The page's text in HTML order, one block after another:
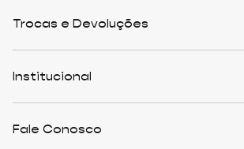
Trocas e Devoluções
Formas de Pagamento
Cashback
Institucional
The Outlist
Fale Conosco